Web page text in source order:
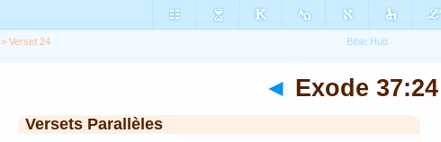
> Verset 24
◄ Exode 37:24
Versets Parallèles